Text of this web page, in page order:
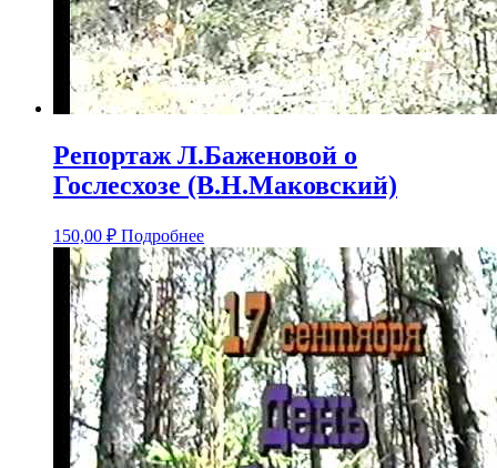
Репортаж Л.Баженовой о
Гослесхозе (В.Н.Маковский)
150,00 ₽ Подробнее